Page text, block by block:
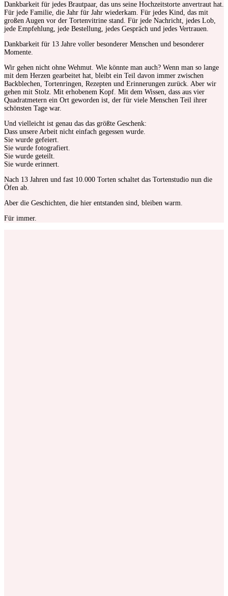
Dankbarkeit für jedes Brautpaar, das uns seine Hochzeitstorte anvertraut hat.
Für jede Familie, die Jahr für Jahr wiederkam. Für jedes Kind, das mit
großen Augen vor der Tortenvitrine stand. Für jede Nachricht, jedes Lob,
jede Empfehlung, jede Bestellung, jedes Gespräch und jedes Vertrauen.
Dankbarkeit für 13 Jahre voller besonderer Menschen und besonderer
Momente.
Wir gehen nicht ohne Wehmut. Wie könnte man auch? Wenn man so lange
mit dem Herzen gearbeitet hat, bleibt ein Teil davon immer zwischen
Backblechen, Tortenringen, Rezepten und Erinnerungen zurück. Aber wir
gehen mit Stolz. Mit erhobenem Kopf. Mit dem Wissen, dass aus vier
Quadratmetern ein Ort geworden ist, der für viele Menschen Teil ihrer
schönsten Tage war.
Und vielleicht ist genau das das größte Geschenk:
Dass unsere Arbeit nicht einfach gegessen wurde.
Sie wurde gefeiert.
Sie wurde fotografiert.
Sie wurde geteilt.
Sie wurde erinnert.
Nach 13 Jahren und fast 10.000 Torten schaltet das Tortenstudio nun die
Öfen ab.
Aber die Geschichten, die hier entstanden sind, bleiben warm.
Für immer.